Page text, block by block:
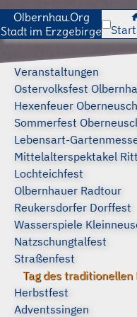
Olbernhau.Org
Stadt im Erzgebirge
Veranstaltungen
Ostervolksfest
Hexenfeuer
Sommerfest
Lebensart-
Mittelalterspektakel
Lochteichfest
Olbernhauer Radtour
Reukersdorfer Dorffest
Wasserspiele
Natzschungtalfest
Straßenfest
Tag des traditionellen
Herbstfest
Adventssingen